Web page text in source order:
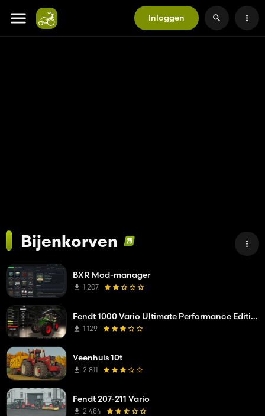
Inloggen
Bijenkorven
BXR Mod-manager
1 207
Fendt 1000 Vario Ultimate Performance Edition
1 129
Veenhuis 10t
2 811
Fendt 207-211 Vario
2 484